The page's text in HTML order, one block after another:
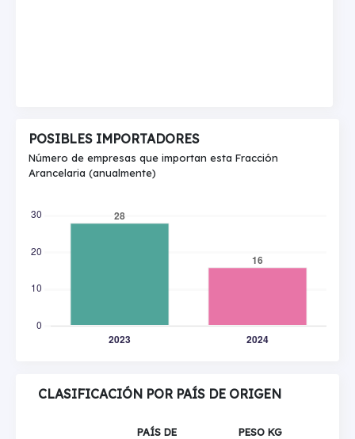
POSIBLES IMPORTADORES
Número de empresas que importan esta Fracción
Arancelaria (anualmente)
CLASIFICACIÓN POR PAÍS DE ORIGEN
PAÍS DE
PESO KG